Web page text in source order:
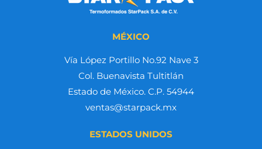
MÉXICO
Vía López Portillo No.92 Nave 3
Col. Buenavista Tultitlán
Estado de México. C.P. 54944
ventas@starpack.mx
ESTADOS UNIDOS